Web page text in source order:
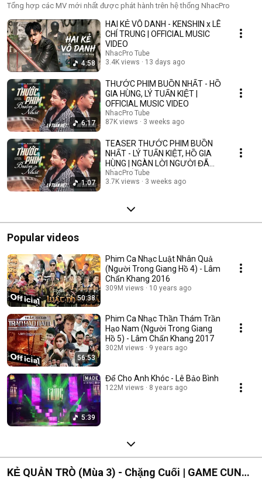
Tổng hợp các MV mới nhất được phát hành trên hệ thống NhacPro
4:58
HAI KẺ VÔ DANH - KENSHIN x LÊ
CHÍ TRUNG | OFFICIAL MUSIC
VIDEO
NhacPro Tube
3.4K views
13 days ago
6:17
THƯỚC PHIM BUỒN NHẤT - HỒ
GIA HÙNG, LÝ TUẤN KIỆT |
OFFICIAL MUSIC VIDEO
NhacPro Tube
87K views
3 weeks ago
1:07
TEASER THƯỚC PHIM BUỒN
NHẤT - LÝ TUẤN KIỆT, HỒ GIA
HÙNG | NGÀN LỜI NGƯỜI ĐÃ
NÓI KHÔNG SAI ....
NhacPro Tube
3.7K views
3 weeks ago
Popular videos
50:38
Phim Ca Nhạc Luật Nhân Quả
(Người Trong Giang Hồ 4) - Lâm
Chấn Khang 2016
309M views 10 years ago
56:53
Phim Ca Nhạc Thần Thám Trần
Hạo Nam (Người Trong Giang
Hồ 5) - Lâm Chấn Khang 2017
302M views 9 years ago
5:39
Để Cho Anh Khóc - Lê Bảo Bình
122M views 8 years ago
KẺ QUẢN TRÒ (Mùa 3) - Chặng Cuối | GAME CUNG